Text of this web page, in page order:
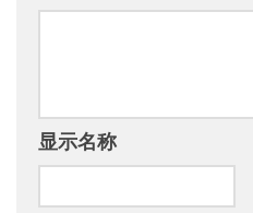
显示名称